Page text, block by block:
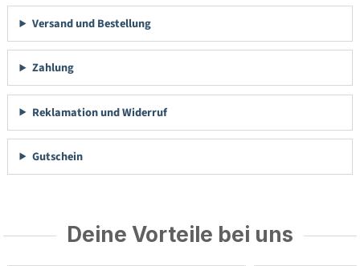
Versand und Bestellung
Zahlung
Reklamation und Widerruf
Gutschein
Deine Vorteile bei uns